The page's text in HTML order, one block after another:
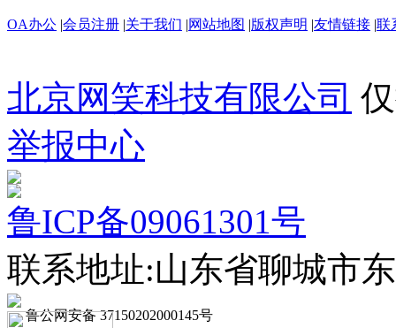
OA办公 |会员注册 |关于我们 |网站地图 |版权声明 |友情链接 |联
北京网笑科技有限公司
举报中心
鲁ICP备09061301号
联系地址:山东省聊城市
鲁公网安备 37150202000145号